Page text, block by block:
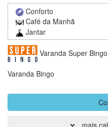
Conforto
Café da Manhã
Jantar
Varanda Super
Varanda Bingo